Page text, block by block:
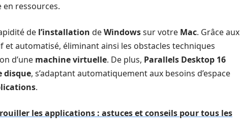
en ressources.
de l’installation deWindowssur votre Mac. Grâce aux
et automatisé, éliminant ainsi les obstacles techniques
d’une machine virtuelle. De plus, Parallels Desktop 16
disque, s’adaptant automatiquement aux besoins d’espace
.
les applications : astuces et conseils pour tous les